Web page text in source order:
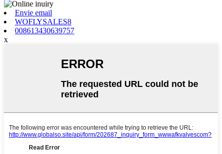
Envie email
WOFLYSALES8
008613430639757
x